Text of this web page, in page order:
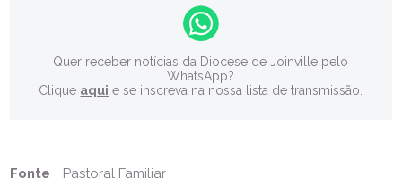
Quer receber notícias da Diocese de Joinville pelo
WhatsApp?
Clique aqui e se inscreva na nossa lista de transmissão.
Fonte Pastoral Familiar